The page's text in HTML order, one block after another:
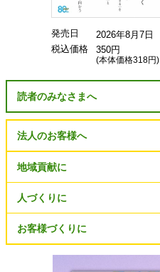
発売日
2026年8月7日
税込価格
350円
(本体価格318円)
読者のみなさまへ
法人のお客様へ
地域貢献に
人づくりに
お客様づくりに